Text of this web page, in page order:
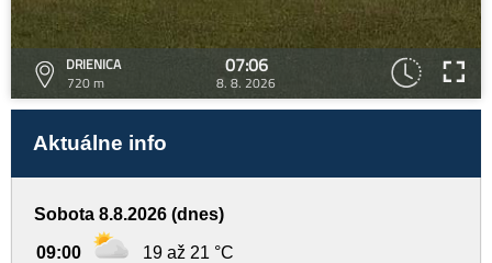
DRIENICA
720 m
07:06
8. 8. 2026
Aktuálne info
Sobota 8.8.2026 (dnes)
09:00 19 až 21 °C